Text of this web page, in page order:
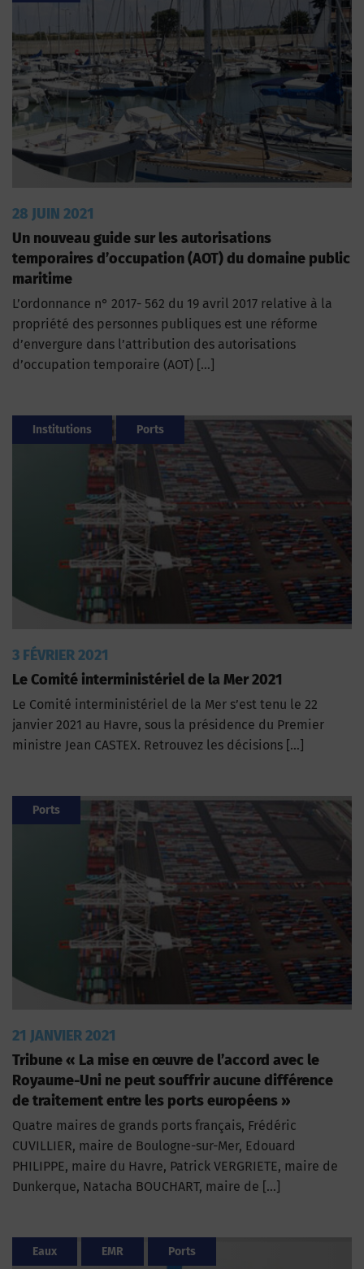
28 JUIN 2021
Un nouveau guide sur les autorisations
temporaires d’occupation (AOT) du domaine public
maritime
L’ordonnance n° 2017- 562 du 19 avril 2017 relative à la
propriété des personnes publiques est une réforme
d’envergure dans l’attribution des autorisations
d’occupation temporaire (AOT) […]
Institutions Ports
3 FÉVRIER 2021
Le Comité interministériel de la Mer 2021
Le Comité interministériel de la Mer s’est tenu le 22
janvier 2021 au Havre, sous la présidence du Premier
ministre Jean CASTEX. Retrouvez les décisions […]
Ports
21 JANVIER 2021
Tribune « La mise en œuvre de l’accord avec le
Royaume-Uni ne peut souffrir aucune différence
de traitement entre les ports européens »
Quatre maires de grands ports français, Frédéric
CUVILLIER, maire de Boulogne-sur-Mer, Edouard
PHILIPPE, maire du Havre, Patrick VERGRIETE, maire de
Dunkerque, Natacha BOUCHART, maire de […]
Eaux EMR Ports